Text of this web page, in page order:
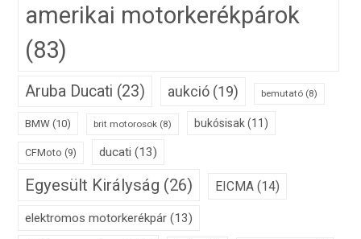
amerikai motorkerékpárok
(83)
Aruba Ducati (23) aukció (19) bemutató (8)
BMW (10) brit motorosok (8) bukósisak(11)
CFMoto (9) ducati (13)
Egyesült Királyság (26) EICMA (14)
elektromos motorkerékpár (13)